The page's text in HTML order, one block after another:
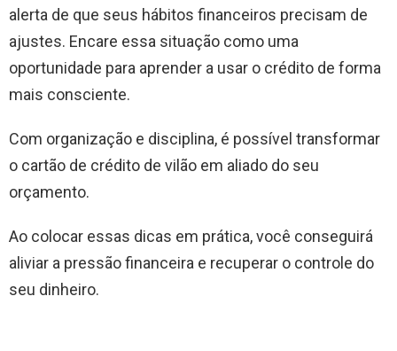
alerta de que seus hábitos financeiros precisam de
ajustes. Encare essa situação como uma
oportunidade para aprender a usar o crédito de forma
mais consciente.
Com organização e disciplina, é possível transformar
o cartão de crédito de vilão em aliado do seu
orçamento.
Ao colocar essas dicas em prática, você conseguirá
aliviar a pressão financeira e recuperar o controle do
seu dinheiro.